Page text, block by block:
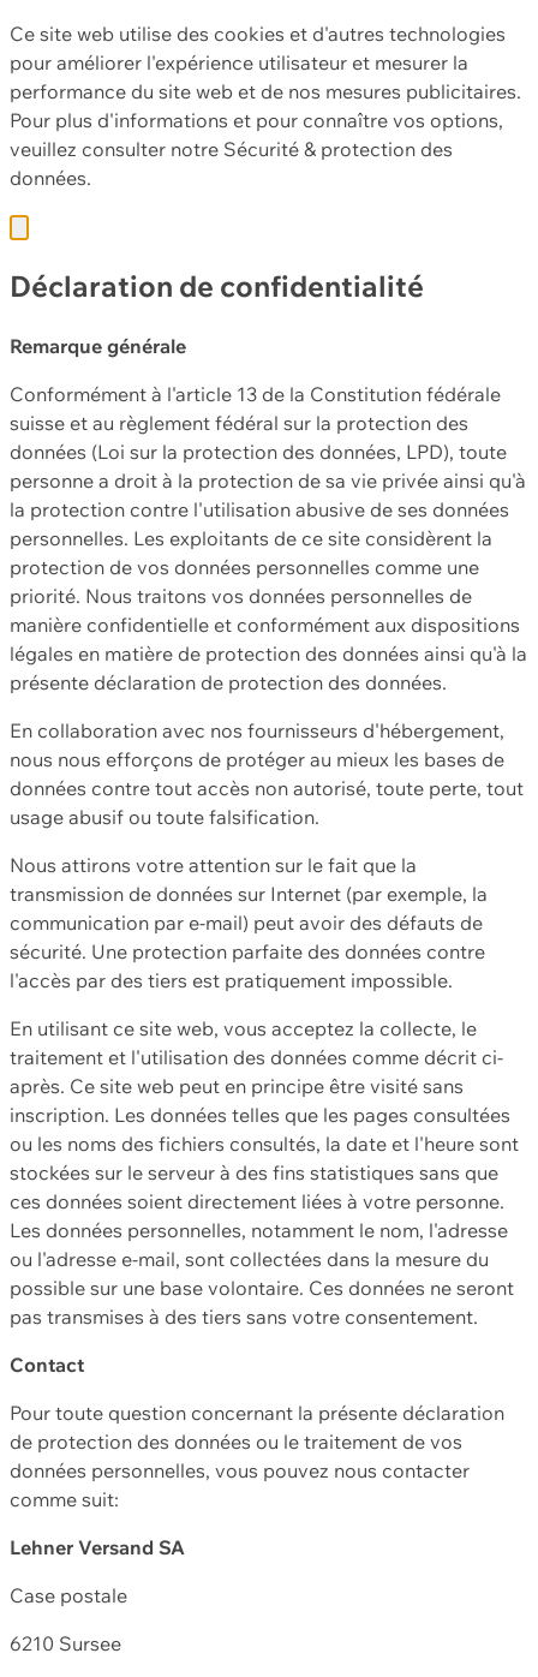
Ce site web utilise des cookies et d'autres technologies
pour améliorer l'expérience utilisateur et mesurer la
performance du site web et de nos mesures publicitaires.
Pour plus d'informations et pour connaître vos options,
veuillez consulter notre Sécurité & protection des
données.
Déclaration de confidentialité
Remarque générale
Conformément à l'article 13 de la Constitution fédérale
suisse et au règlement fédéral sur la protection des
données (Loi sur la protection des données, LPD), toute
personne a droit à la protection de sa vie privée ainsi qu'à
la protection contre l'utilisation abusive de ses données
personnelles. Les exploitants de ce site considèrent la
protection de vos données personnelles comme une
priorité. Nous traitons vos données personnelles de
manière confidentielle et conformément aux dispositions
légales en matière de protection des données ainsi qu'à la
présente déclaration de protection des données.
En collaboration avec nos fournisseurs d'hébergement,
nous nous efforçons de protéger au mieux les bases de
données contre tout accès non autorisé, toute perte, tout
usage abusif ou toute falsification.
Nous attirons votre attention sur le fait que la
transmission de données sur Internet (par exemple, la
communication par e-mail) peut avoir des défauts de
sécurité. Une protection parfaite des données contre
l'accès par des tiers est pratiquement impossible.
En utilisant ce site web, vous acceptez la collecte, le
traitement et l'utilisation des données comme décrit ci-
après. Ce site web peut en principe être visité sans
inscription. Les données telles que les pages consultées
ou les noms des fichiers consultés, la date et l'heure sont
stockées sur le serveur à des fins statistiques sans que
ces données soient directement liées à votre personne.
Les données personnelles, notamment le nom, l'adresse
ou l'adresse e-mail, sont collectées dans la mesure du
possible sur une base volontaire. Ces données ne seront
pas transmises à des tiers sans votre consentement.
Contact
Pour toute question concernant la présente déclaration
de protection des données ou le traitement de vos
données personnelles, vous pouvez nous contacter
comme suit:
Lehner Versand SA
Case postale
6210 Sursee